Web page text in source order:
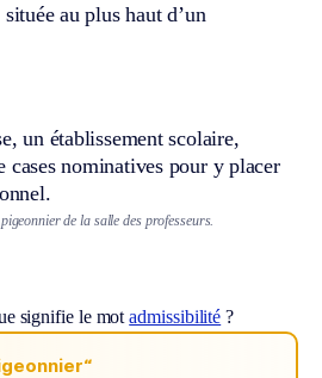
au plus haut d’un
un établissement scolaire,
nominatives pour y placer
de la salle des professeurs.
signifie le motadmissibilité ?